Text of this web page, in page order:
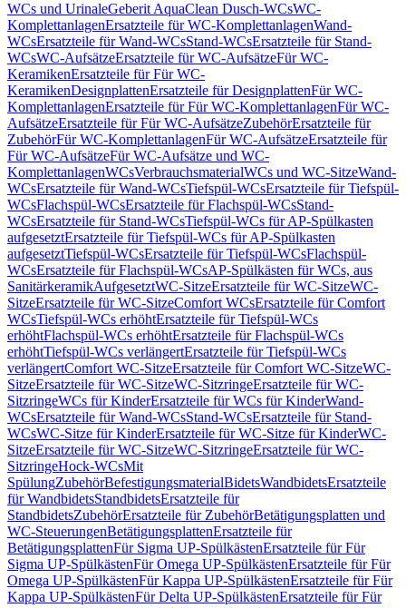
WCs und UrinaleGeberit AquaClean Dusch-WCsWC-
KomplettanlagenErsatzteile für WC-KomplettanlagenWand-
WCsErsatzteile für Wand-WCsStand-WCsErsatzteile für Stand-
WCsWC-AufsätzeErsatzteile für WC-AufsätzeFür WC-
KeramikenErsatzteile für Für WC-
KeramikenDesignplattenErsatzteile für DesignplattenFür WC-
KomplettanlagenErsatzteile für Für WC-KomplettanlagenFür WC-
AufsätzeErsatzteile für Für WC-AufsätzeZubehörErsatzteile für
ZubehörFür WC-KomplettanlagenFür WC-AufsätzeErsatzteile für
Für WC-AufsätzeFür WC-Aufsätze und WC-
KomplettanlagenWCsVerbrauchsmaterialWCs und WC-SitzeWand-
WCsErsatzteile für Wand-WCsTiefspül-WCsErsatzteile für Tiefspül-
WCsFlachspül-WCsErsatzteile für Flachspül-WCsStand-
WCsErsatzteile für Stand-WCsTiefspül-WCs für AP-Spülkasten
aufgesetztErsatzteile für Tiefspül-WCs für AP-Spülkasten
aufgesetztTiefspül-WCsErsatzteile für Tiefspül-WCsFlachspül-
WCsErsatzteile für Flachspül-WCsAP-Spülkästen für WCs, aus
SanitärkeramikAufgesetztWC-SitzeErsatzteile für WC-SitzeWC-
SitzeErsatzteile für WC-SitzeComfort WCsErsatzteile für Comfort
WCsTiefspül-WCs erhöhtErsatzteile für Tiefspül-WCs
erhöhtFlachspül-WCs erhöhtErsatzteile für Flachspül-WCs
erhöhtTiefspül-WCs verlängertErsatzteile für Tiefspül-WCs
verlängertComfort WC-SitzeErsatzteile für Comfort WC-SitzeWC-
SitzeErsatzteile für WC-SitzeWC-SitzringeErsatzteile für WC-
SitzringeWCs für KinderErsatzteile für WCs für KinderWand-
WCsErsatzteile für Wand-WCsStand-WCsErsatzteile für Stand-
WCsWC-Sitze für KinderErsatzteile für WC-Sitze für KinderWC-
SitzeErsatzteile für WC-SitzeWC-SitzringeErsatzteile für WC-
SitzringeHock-WCsMit
SpülungZubehörBefestigungsmaterialBidetsWandbidetsErsatzteile
für WandbidetsStandbidetsErsatzteile für
StandbidetsZubehörErsatzteile für ZubehörBetätigungsplatten und
WC-SteuerungenBetätigungsplattenErsatzteile für
BetätigungsplattenFür Sigma UP-SpülkästenErsatzteile für Für
Sigma UP-SpülkästenFür Omega UP-SpülkästenErsatzteile für Für
Omega UP-SpülkästenFür Kappa UP-SpülkästenErsatzteile für Für
Kappa UP-SpülkästenFür Delta UP-SpülkästenErsatzteile für Für